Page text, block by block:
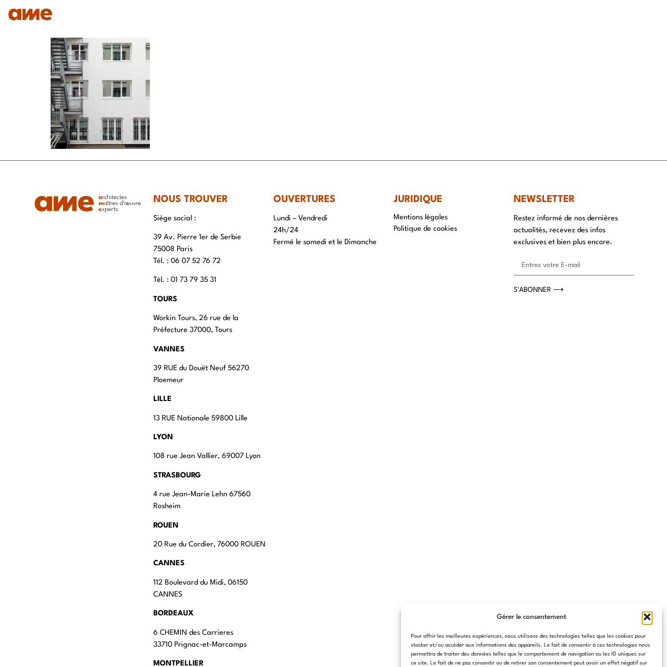
Gérer le consentement
Pour offrir les meilleures expériences, nous utilisons des technologies telles que les cookies pour
stocker et/ou accéder aux informations des appareils. Le fait de consentir à ces technologies nous
permettra de traiter des données telles que le comportement de navigation ou les ID uniques sur
ce site. Le fait de ne pas consentir ou de retirer son consentement peut avoir un effet négatif sur
NOUS TROUVER
Siège social :
39 Av. Pierre 1er de Serbie
75008 Paris
Tél. : ‭06 07 52 76 72
Tél. : 01 73 79 35 31
TOURS
Workin Tours, 26 rue de la
Préfecture 37000, Tours
VANNES
39 RUE du Douët Neuf 56270
Ploemeur
LILLE
13 RUE Nationale 59800 Lille
LYON
108 rue Jean Vallier, 69007 Lyon
STRASBOURG
4 rue Jean-Marie Lehn 67560
Rosheim
ROUEN
20 Rue du Cordier, 76000 ROUEN
CANNES
112 Boulevard du Midi, 06150
CANNES
BORDEAUX
6 CHEMIN des Carrieres
33710 Prignac-et-Marcamps
MONTPELLIER
OUVERTURES
Lundi – Vendredi
24h/24
Fermé le samedi et le Dimanche
JURIDIQUE
Mentions légales
Politique de cookies
NEWSLETTER
Restez informé de nos dernières
actualités, recevez des infos
exclusives et bien plus encore.
S'ABONNER ⟶